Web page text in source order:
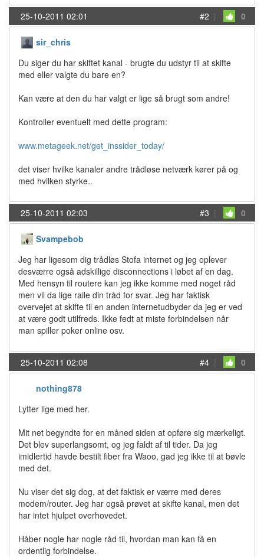
25-10-2011 02:01 #2 | 0
sir_chris
Du siger du har skiftet kanal - brugte du udstyr til at skifte
med eller valgte du bare en?
Kan være at den du har valgt er lige så brugt som andre!
Kontroller eventuelt med dette program:
www.metageek.net/get_inssider_today/
det viser hvilke kanaler andre trådløse netværk kører på og
med hvilken styrke..
25-10-2011 02:03 #3 | 0
Svampebob
Jeg har ligesom dig trådløs Stofa internet og jeg oplever
desværre også adskillige disconnections i løbet af en dag.
Med hensyn til routere kan jeg ikke komme med noget råd
men vil da lige raile din tråd for svar. Jeg har faktisk
overvejet at skifte til en anden internetudbyder da jeg er ved
at være godt utilfreds. Ikke fedt at miste forbindelsen når
man spiller poker online osv.
25-10-2011 02:08 #4 | 0
nothing878
Lytter lige med her.
Mit net begyndte for en måned siden at opføre sig mærkeligt.
Det blev superlangsomt, og jeg faldt af til tider. Da jeg
imidlertid havde bestilt fiber fra Waoo, gad jeg ikke til at bøvle
med det.
Nu viser det sig dog, at det faktisk er værre med deres
modem/router. Jeg har også prøvet at skifte kanal, men det
har intet hjulpet overhovedet.
Håber nogle har nogle råd til, hvordan man kan få en
ordentlig forbindelse.